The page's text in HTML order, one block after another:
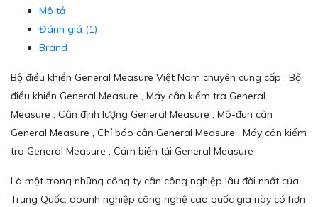
Mô tả
Đánh giá (1)
Brand
Bộ điều khiển General Measure Việt Nam chuyên cung cấp : Bộ
điều khiển General Measure , Máy cân kiểm tra General
Measure , Cân định lượng General Measure , Mô-đun cân
General Measure , Chỉ báo cân General Measure , Máy cân kiểm
tra General Measure , Cảm biến tải General Measure
Là một trong những công ty cân công nghiệp lâu đời nhất của
Trung Quốc, doanh nghiệp công nghệ cao quốc gia này có hơn